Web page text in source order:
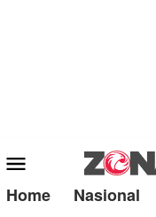
Mobile
Menu
Home Nasional